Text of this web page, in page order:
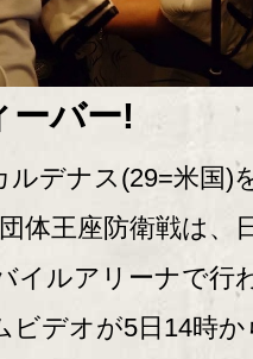
ーバー!
デナス(29=米国)
体王座防衛戦は、
イルアリーナで行
ビデオが5日14時